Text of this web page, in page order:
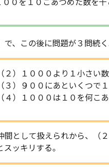
００を１０こあつめた数を
、この後に問題が３問続く
（２）１０００より１小さい
（３）９００にあといくつで
（４）１０００は１０を何こ
間として扱えられから、（
ッキリする。